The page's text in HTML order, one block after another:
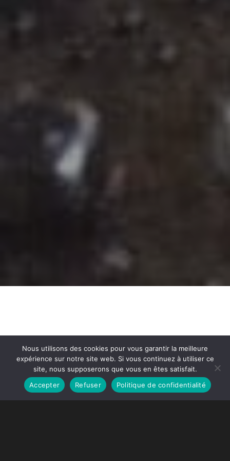
Nous utilisons des cookies pour vous garantir la meilleure
expérience sur notre site web. Si vous continuez à utiliser ce
site, nous supposerons que vous en êtes satisfait.
Accepter
Refuser Politique de confidentialité